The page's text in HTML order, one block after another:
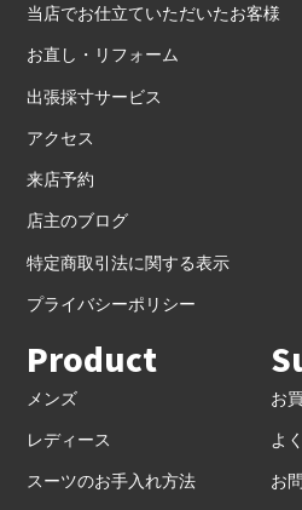
当店でお仕立ていただいたお客様
お直し・リフォーム
出張採寸サービス
アクセス
来店予約
店主のブログ
特定商取引法に関する表示
プライバシーポリシー
Product
メンズ
レディース
スーツのお手入れ方法
お
よ
お